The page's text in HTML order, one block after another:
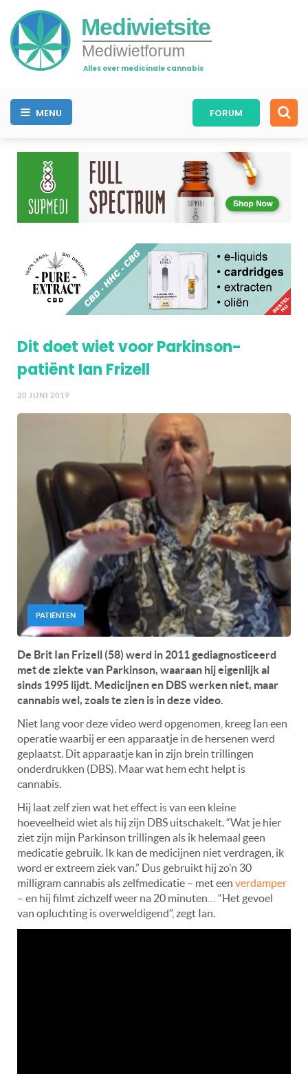
Mediwietsite
Mediwietforum
Alles over medicinale cannabis
MENU FORUM
Dit doet wiet voor Parkinson-
patiënt Ian Frizell
20 JUNI 2019
PATIËNTEN
De Brit Ian Frizell (58) werd in 2011 gediagnosticeerd
met de ziekte van Parkinson, waaraan hij eigenlijk al
sinds 1995 lijdt. Medicijnen en DBS werken niet, maar
cannabis wel, zoals te zien is in deze video.
Niet lang voor deze video werd opgenomen, kreeg Ian een
operatie waarbij er een apparaatje in de hersenen werd
geplaatst. Dit apparaatje kan in zijn brein trillingen
onderdrukken (DBS). Maar wat hem echt helpt is
cannabis.
Hij laat zelf zien wat het effect is van een kleine
hoeveelheid wiet als hij zijn DBS uitschakelt. “Wat je hier
ziet zijn mijn Parkinson trillingen als ik helemaal geen
medicatie gebruik. Ik kan de medicijnen niet verdragen, ik
word er extreem ziek van.” Dus gebruikt hij zo’n 30
milligram cannabis als zelfmedicatie – met een verdamper
– en hij filmt zichzelf weer na 20 minuten… “Het gevoel
van opluchting is overweldigend”, zegt Ian.